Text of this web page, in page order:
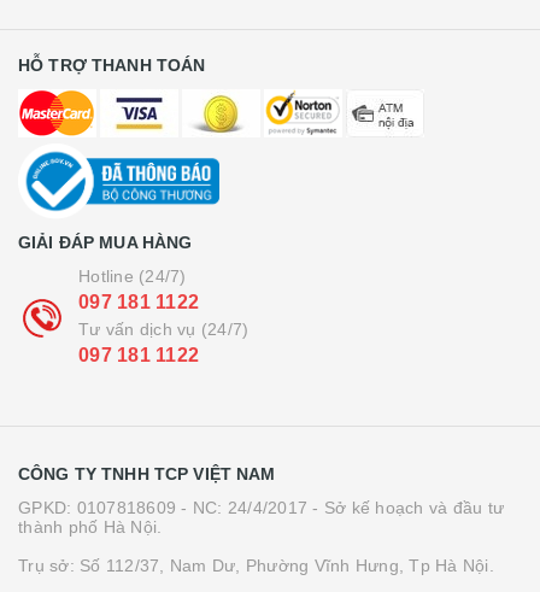
HỖ TRỢ THANH TOÁN
GIẢI ĐÁP MUA HÀNG
Hotline (24/7)
097 181 1122
Tư vấn dịch vụ (24/7)
097 181 1122
CÔNG TY TNHH TCP VIỆT NAM
GPKD: 0107818609 - NC: 24/4/2017 - Sở kế hoạch và đầu tư
thành phố Hà Nội.
Trụ sở: Số 112/37, Nam Dư, Phường Vĩnh Hưng, Tp Hà Nội.